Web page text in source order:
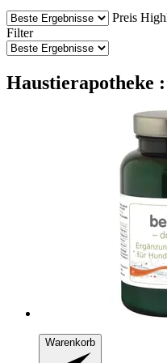
Preis
Filter
Haustierapotheke
Warenkorb